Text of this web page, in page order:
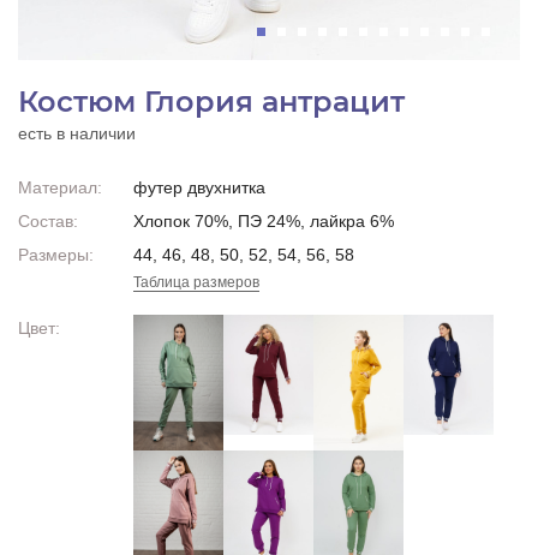
Костюм Глория антрацит
есть в наличии
Материал:
футер двухнитка
Состав:
Хлопок 70%, ПЭ 24%, лайкра 6%
Размеры:
44, 46, 48, 50, 52, 54, 56, 58
Таблица размеров
Цвет: